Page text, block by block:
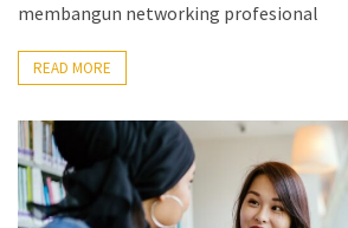
membangun networking profesional
READ MORE